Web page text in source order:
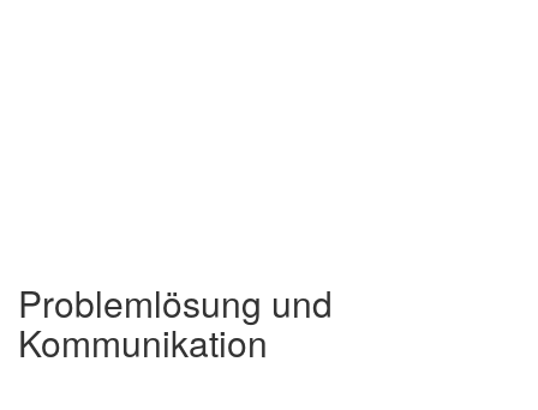
Problemlösung und
Kommunikation